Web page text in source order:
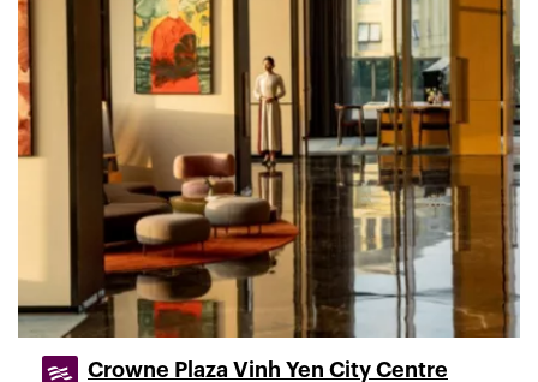
Crowne Plaza Vinh Yen City Centre